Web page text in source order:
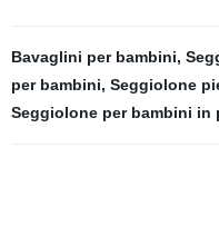
Bavaglini per bambini,
per bambini, Seggiolone
Seggiolone per bambini in